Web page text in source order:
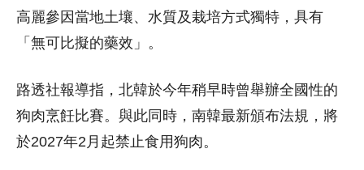
高麗參因當地土壤、水質及栽培方式獨特，具有
「無可比擬的藥效」。
路透社報導指，北韓於今年稍早時曾舉辦全國性的
狗肉烹飪比賽。與此同時，南韓最新頒布法規，將
於2027年2月起禁止食用狗肉。